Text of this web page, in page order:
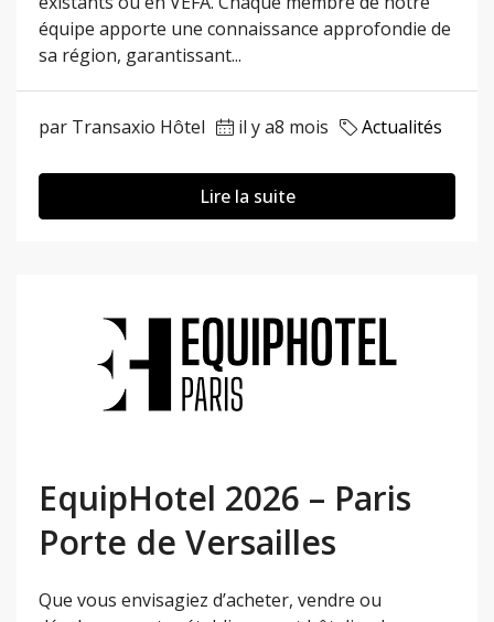
équipe apporte une connaissance approfondie de
sa région, garantissant...
par Transaxio Hôtel il y a8 mois Actualités
Lire la suite
EquipHotel 2026 – Paris
Porte de Versailles
Que vous envisagiez d’acheter, vendre ou